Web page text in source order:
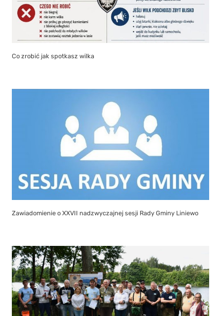
Co zrobić jak spotkasz wilka
Zawiadomienie o XXVII nadzwyczajnej sesji Rady Gminy Liniewo